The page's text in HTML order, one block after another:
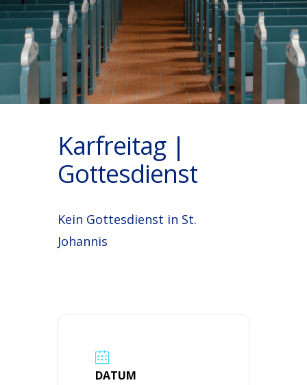
Karfreitag |
Gottesdienst
Kein Gottesdienst in St.
Johannis
DATUM